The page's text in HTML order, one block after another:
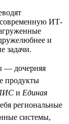
ИТ-
и
задачи.
— дочерняя
продукты
и Единая
региональные
системы,